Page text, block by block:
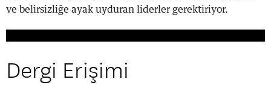
ve belirsizliğe ayak uyduran liderler gerektiriyor.
Dergi Erişimi